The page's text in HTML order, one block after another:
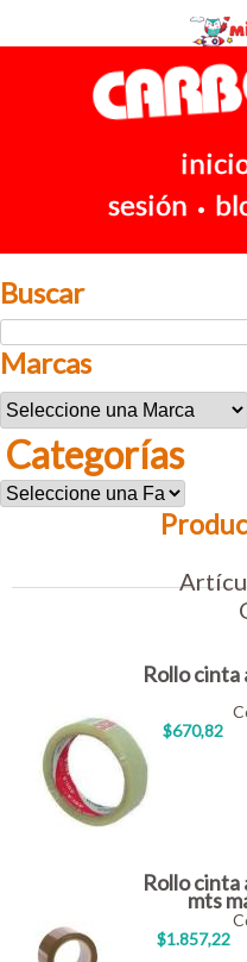
sesión •
Buscar
Marcas
Categorías
Rollo cinta
$670,82
Rollo cinta
mts
$1.857,22